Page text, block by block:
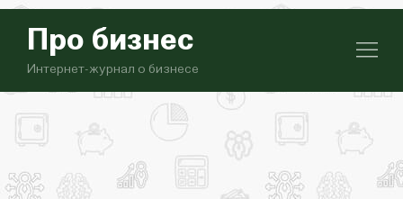
Про бизнес
Интернет-журнал о бизнесе